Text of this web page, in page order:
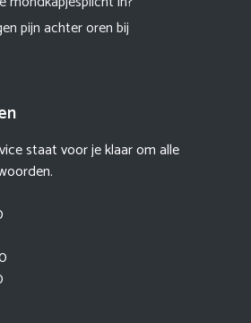
pijn achter oren bij
staat voor je klaar om alle